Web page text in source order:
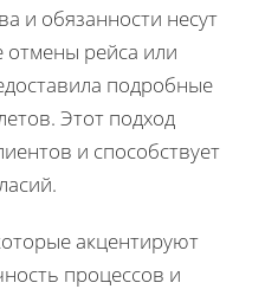
и обязанности несут
отмены рейса или
подробные
Этот подход
и способствует
акцентируют
процессов и